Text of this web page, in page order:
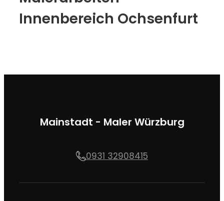
Innenbereich Ochsenfurt
Mainstadt - Maler Würzburg
0931 32908415